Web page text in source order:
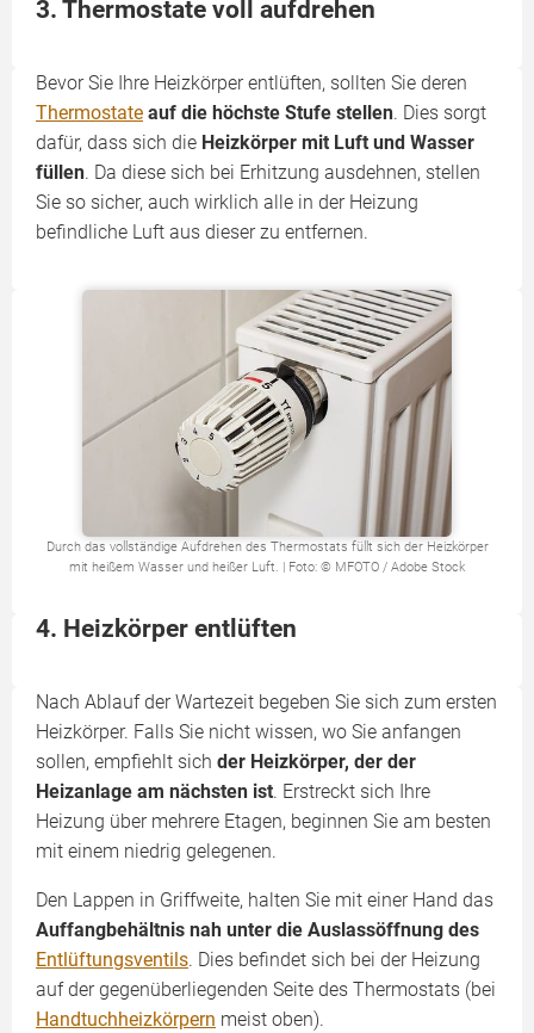
3. Thermostate voll aufdrehen
Bevor Sie Ihre Heizkörper entlüften, sollten Sie deren
Thermostate auf die höchste Stufe stellen. Dies sorgt
dafür, dass sich die Heizkörper mit Luft und Wasser
füllen. Da diese sich bei Erhitzung ausdehnen, stellen
Sie so sicher, auch wirklich alle in der Heizung
befindliche Luft aus dieser zu entfernen.
Durch das vollständige Aufdrehen des Thermostats füllt sich der Heizkörper
mit heißem Wasser und heißer Luft. | Foto: © MFOTO / Adobe Stock
4. Heizkörper entlüften
Nach Ablauf der Wartezeit begeben Sie sich zum ersten
Heizkörper. Falls Sie nicht wissen, wo Sie anfangen
sollen, empfiehlt sich der Heizkörper, der der
Heizanlage am nächsten ist. Erstreckt sich Ihre
Heizung über mehrere Etagen, beginnen Sie am besten
mit einem niedrig gelegenen.
Den Lappen in Griffweite, halten Sie mit einer Hand das
Auffangbehältnis nah unter die Auslassöffnung des
Entlüftungsventils. Dies befindet sich bei der Heizung
auf der gegenüberliegenden Seite des Thermostats (bei
Handtuchheizkörpern meist oben).